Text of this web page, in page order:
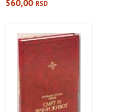
560,00 RSD